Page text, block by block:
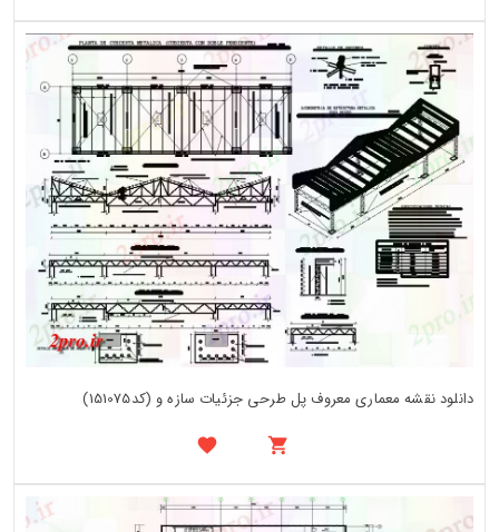
دانلود نقشه معماری معروف پل طرحی جزئیات سازه و (کد151075)